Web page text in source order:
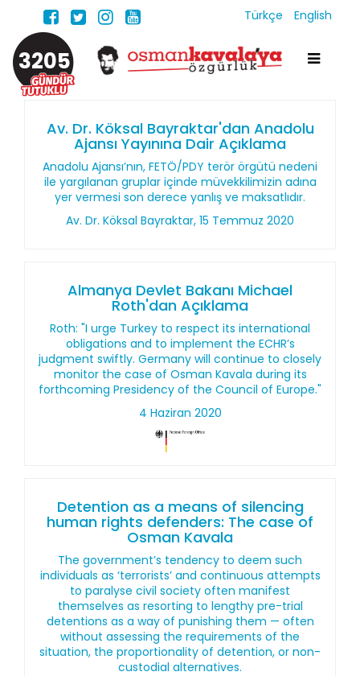
Türkçe English
3205
Av. Dr. Köksal Bayraktar'dan Anadolu
Ajansı Yayınına Dair Açıklama
Anadolu Ajansı’nın, FETÖ/PDY terör örgütü nedeni
ile yargılanan gruplar içinde müvekkilimizin adına
yer vermesi son derece yanlış ve maksatlıdır.
Av. Dr. Köksal Bayraktar, 15 Temmuz 2020
Almanya Devlet Bakanı Michael
Roth'dan Açıklama
Roth: "I urge Turkey to respect its international
obligations and to implement the ECHR’s
judgment swiftly. Germany will continue to closely
monitor the case of Osman Kavala during its
forthcoming Presidency of the Council of Europe."
4 Haziran 2020
Detention as a means of silencing
human rights defenders: The case of
Osman Kavala
The government’s tendency to deem such
individuals as ‘terrorists’ and continuous attempts
to paralyse civil society often manifest
themselves as resorting to lengthy pre-trial
detentions as a way of punishing them — often
without assessing the requirements of the
situation, the proportionality of detention, or non-
custodial alternatives.